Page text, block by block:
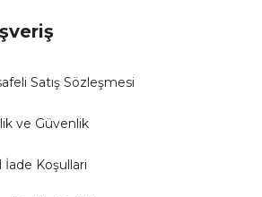
Satış Sözleşmesi
ve Güvenlik
İade Koşullari